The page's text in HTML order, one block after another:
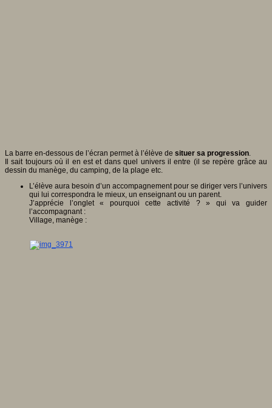
La barre en-dessous de l’écran permet à l’élève de situer sa progression.
Il sait toujours où il en est et dans quel univers il entre (il se repère grâce au
dessin du manège, du camping, de la plage etc.
L’élève aura besoin d’un accompagnement pour se diriger vers l’univers
qui lui correspondra le mieux, un enseignant ou un parent.
J’apprécie l’onglet « pourquoi cette activité ? » qui va guider
l’accompagnant :
Village, manège :